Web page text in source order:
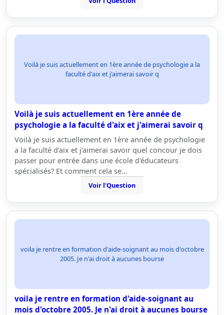
Voilà je suis actuellement en 1ère année de psychologie a la
faculté d'aix et j'aimerai savoir q
Voilà je suis actuellement en 1ère année de
psychologie a la faculté d'aix et j'aimerai savoir q
Voilà je suis actuellement en 1ère année de psychologie
a la faculté d'aix et j'aimerai savoir quel concour je dois
passer pour entrée dans une école d'éducateurs
spécialisés? Et comment cela se…
Voir l'Question
voila je rentre en formation d'aide-soignant au mois d'octobre
2005. Je n'ai droit à aucunes bourse
voila je rentre en formation d'aide-soignant au
mois d'octobre 2005. Je n'ai droit à aucunes bourse